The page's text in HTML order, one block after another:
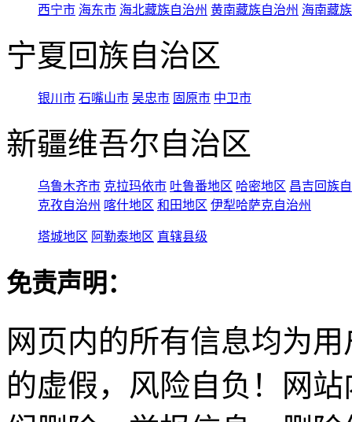
西宁市 海东市 海北藏族自治州 黄南藏族自治州 海南藏
宁夏回族自治区
银川市 石嘴山市 吴忠市 固原市 中卫市
新疆维吾尔自治区
乌鲁木齐市 克拉玛依市 吐鲁番地区 哈密地区 昌吉回族
克孜自治州 喀什地区 和田地区 伊犁哈萨克自治州
塔城地区 阿勒泰地区 直辖县级
免责声明：
网页内的所有信息均为
的虚假，风险自负！网